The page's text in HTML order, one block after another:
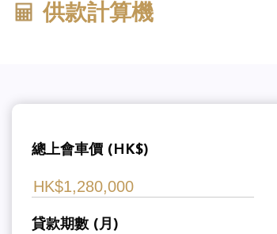
供款計算機
總上會車價 (HK$)
貸款期數 (月)